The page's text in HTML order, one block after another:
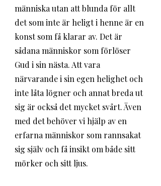
människa utan att blunda för allt
det som inte är heligt i henne är en
konst som få klarar av. Det är
sådana människor som förlöser
Gud i sin nästa. Att vara
närvarande i sin egen helighet och
inte låta lögner och annat breda ut
sig är också det mycket svårt. Även
med det behöver vi hjälp av en
erfarna människor som rannsakat
sig själv och få insikt om både sitt
mörker och sitt ljus.